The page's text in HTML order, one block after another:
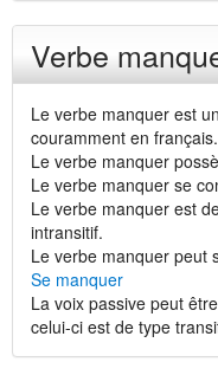
Verbe
Le verbe manquer est
couramment en français.
Le verbe manquer
Le verbe manquer se
Le verbe manquer est
intransitif.
Le verbe manquer peut
Se manquer
La voix passive peut
celui-ci est de type